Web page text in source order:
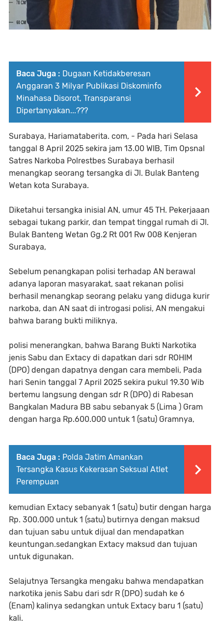
Baca Juga : Dugaan Ketidakberesan
Anggaran 3 Milyar Publikasi Diskominfo
Minahasa Disorot, Transparansi
Dipertanyakan...???
Surabaya, Hariamataberita. com, - Pada hari Selasa
tanggal 8 April 2025 sekira jam 13.00 WIB, Tim Opsnal
Satres Narkoba Polrestbes Surabaya berhasil
menangkap seorang tersangka di Jl. Bulak Banteng
Wetan kota Surabaya.
Diketahui tersangka inisial AN, umur 45 TH. Pekerjaaan
sebagai tukang parkir, dan tempat tinggal rumah di Jl.
Bulak Banteng Wetan Gg.2 Rt 001 Rw 008 Kenjeran
Surabaya,
Sebelum penangkapan polisi terhadap AN berawal
adanya laporan masyarakat, saat rekanan polisi
berhasil menangkap seorang pelaku yang diduga kurir
narkoba, dan AN saat di introgasi polisi, AN mengakui
bahwa barang bukti miliknya.
polisi menerangkan, bahwa Barang Bukti Narkotika
jenis Sabu dan Extacy di dapatkan dari sdr ROHIM
(DPO) dengan dapatnya dengan cara membeli, Pada
hari Senin tanggal 7 April 2025 sekira pukul 19.30 Wib
bertemu langsung dengan sdr R (DPO) di Rabesan
Bangkalan Madura BB sabu sebanyak 5 (Lima ) Gram
dengan harga Rp.600.000 untuk 1 (satu) Gramnya,
Baca Juga : Polda Jatim Amankan
Tersangka Kasus Kekerasan Seksual Atlet
Perempuan
kemudian Extacy sebanyak 1 (satu) butir dengan harga
Rp. 300.000 untuk 1 (satu) butirnya dengan maksud
dan tujuan sabu untuk dijual dan mendapatkan
keuntungan.sedangkan Extacy maksud dan tujuan
untuk digunakan.
Selajutnya Tersangka mengaku bahwa mendapatkan
narkotika jenis Sabu dari sdr R (DPO) sudah ke 6
(Enam) kalinya sedangkan untuk Extacy baru 1 (satu)
kali.